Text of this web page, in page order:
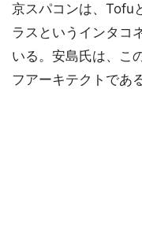
京スパコンは、Tofu
ラスというインタコ
いる。安島氏は、こ
フアーキテクトである